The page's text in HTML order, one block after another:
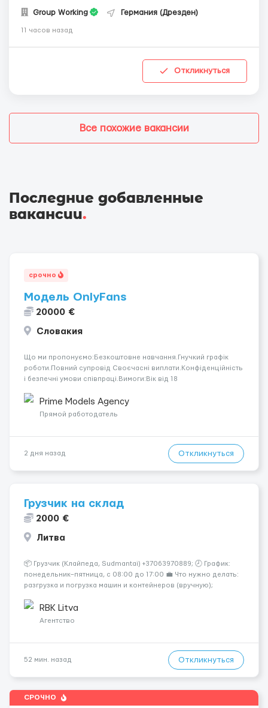
Group Working Германия (Дрезден)
11 часов назад
Откликнуться
Все похожие вакансии
Последние добавленные
вакансии.
срочно
Модель OnlyFans
20000 €
Словакия
Що ми пропонуємо:Безкоштовне навчання.Гнучкий графік
роботи.Повний супровід Своєчасні виплати.Конфіденційність
і безпечні умови співпраці.Вимоги:Вік від 18
розвиватися.Досвід не обов’язковий.Якщо вас зацікавила
вакансія — залишайте відгук, і ми зв’яжемося ...
Prime Models Agency
Прямой работодатель
2 дня назад Откликнуться
Грузчик на склад
2000 €
Литва
📦 Грузчик (Клайпеда, Sudmantai) +37063970889; 🕗 График:
понедельник–пятница, с 08:00 до 17:00 💼 Что нужно делать:
разгрузка и погрузка машин и контейнеров (вручную);
выполнение других поручений заведующего складом. ✅
Требования: ...
RBK Litva
Агентство
52 мин. назад Откликнуться
СРОЧНО